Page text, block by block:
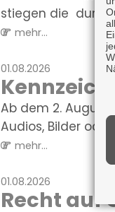
stiegen die
mehr...
01.08.2026
Ab dem 2. August
Audios, Bilder oder
mehr...
01.08.2026
Recht auf